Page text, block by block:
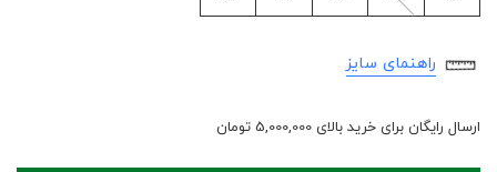
راهنمای سایز
ارسال رایگان برای خرید بالای 5,000,000 تومان